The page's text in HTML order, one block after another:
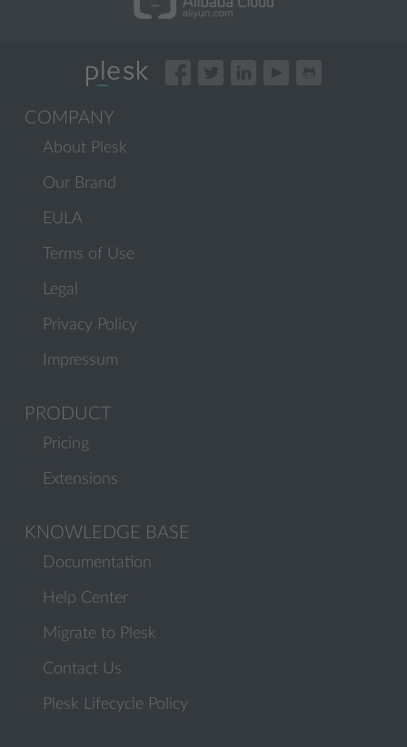
COMPANY
About Plesk
Our Brand
EULA
Terms of Use
Legal
Privacy Policy
Impressum
PRODUCT
Pricing
Extensions
KNOWLEDGE BASE
Documentation
Help Center
Migrate to Plesk
Contact Us
Plesk Lifecycle Policy